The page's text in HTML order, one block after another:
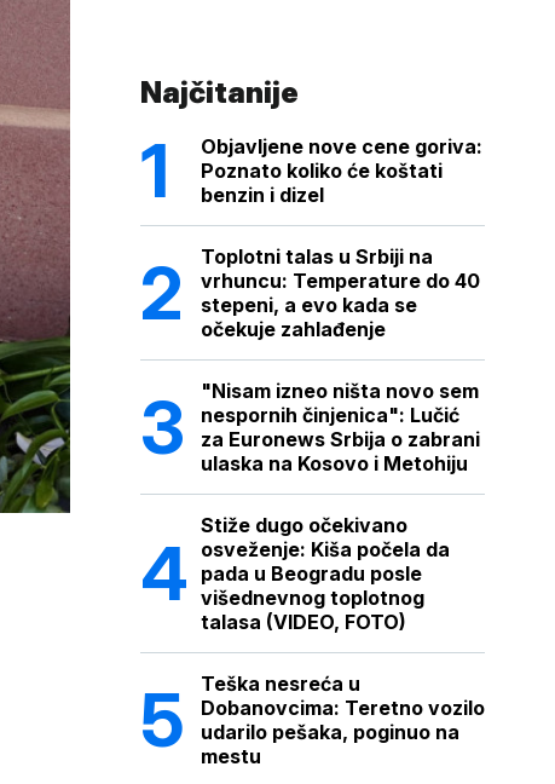
Najčitanije
Objavljene nove cene goriva:
Poznato koliko će koštati
benzin i dizel
Toplotni talas u Srbiji na
vrhuncu: Temperature do 40
stepeni, a evo kada se
očekuje zahlađenje
"Nisam izneo ništa novo sem
nespornih činjenica": Lučić
za Euronews Srbija o zabrani
ulaska na Kosovo i Metohiju
Stiže dugo očekivano
osveženje: Kiša počela da
pada u Beogradu posle
višednevnog toplotnog
talasa (VIDEO, FOTO)
Teška nesreća u
Dobanovcima: Teretno vozilo
udarilo pešaka, poginuo na
mestu